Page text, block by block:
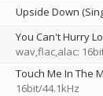
Upside Down
You Can't Hurry
wav,flac,alac:
Touch Me In The
16bit/44.1kHz